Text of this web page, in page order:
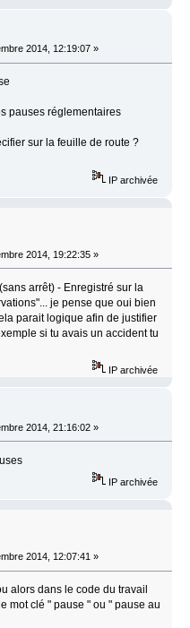
2014, 12:19:07 »
pauses réglementaires
sur la feuille de route ?
IP archivée
2014, 19:22:35 »
arrêt) - Enregistré sur la
je pense que oui bien
parait logique afin de justifier
si tu avais un accident tu
IP archivée
2014, 21:16:02 »
IP archivée
2014, 12:07:41 »
alors dans le code du travail
mot clé " pause " ou " pause au